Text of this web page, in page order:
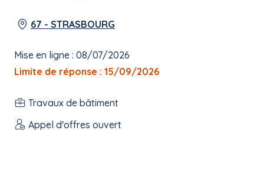
67 - STRASBOURG
Mise en ligne : 08/07/2026
Limite de réponse : 15/09/2026
Travaux de bâtiment
Appel d'offres ouvert